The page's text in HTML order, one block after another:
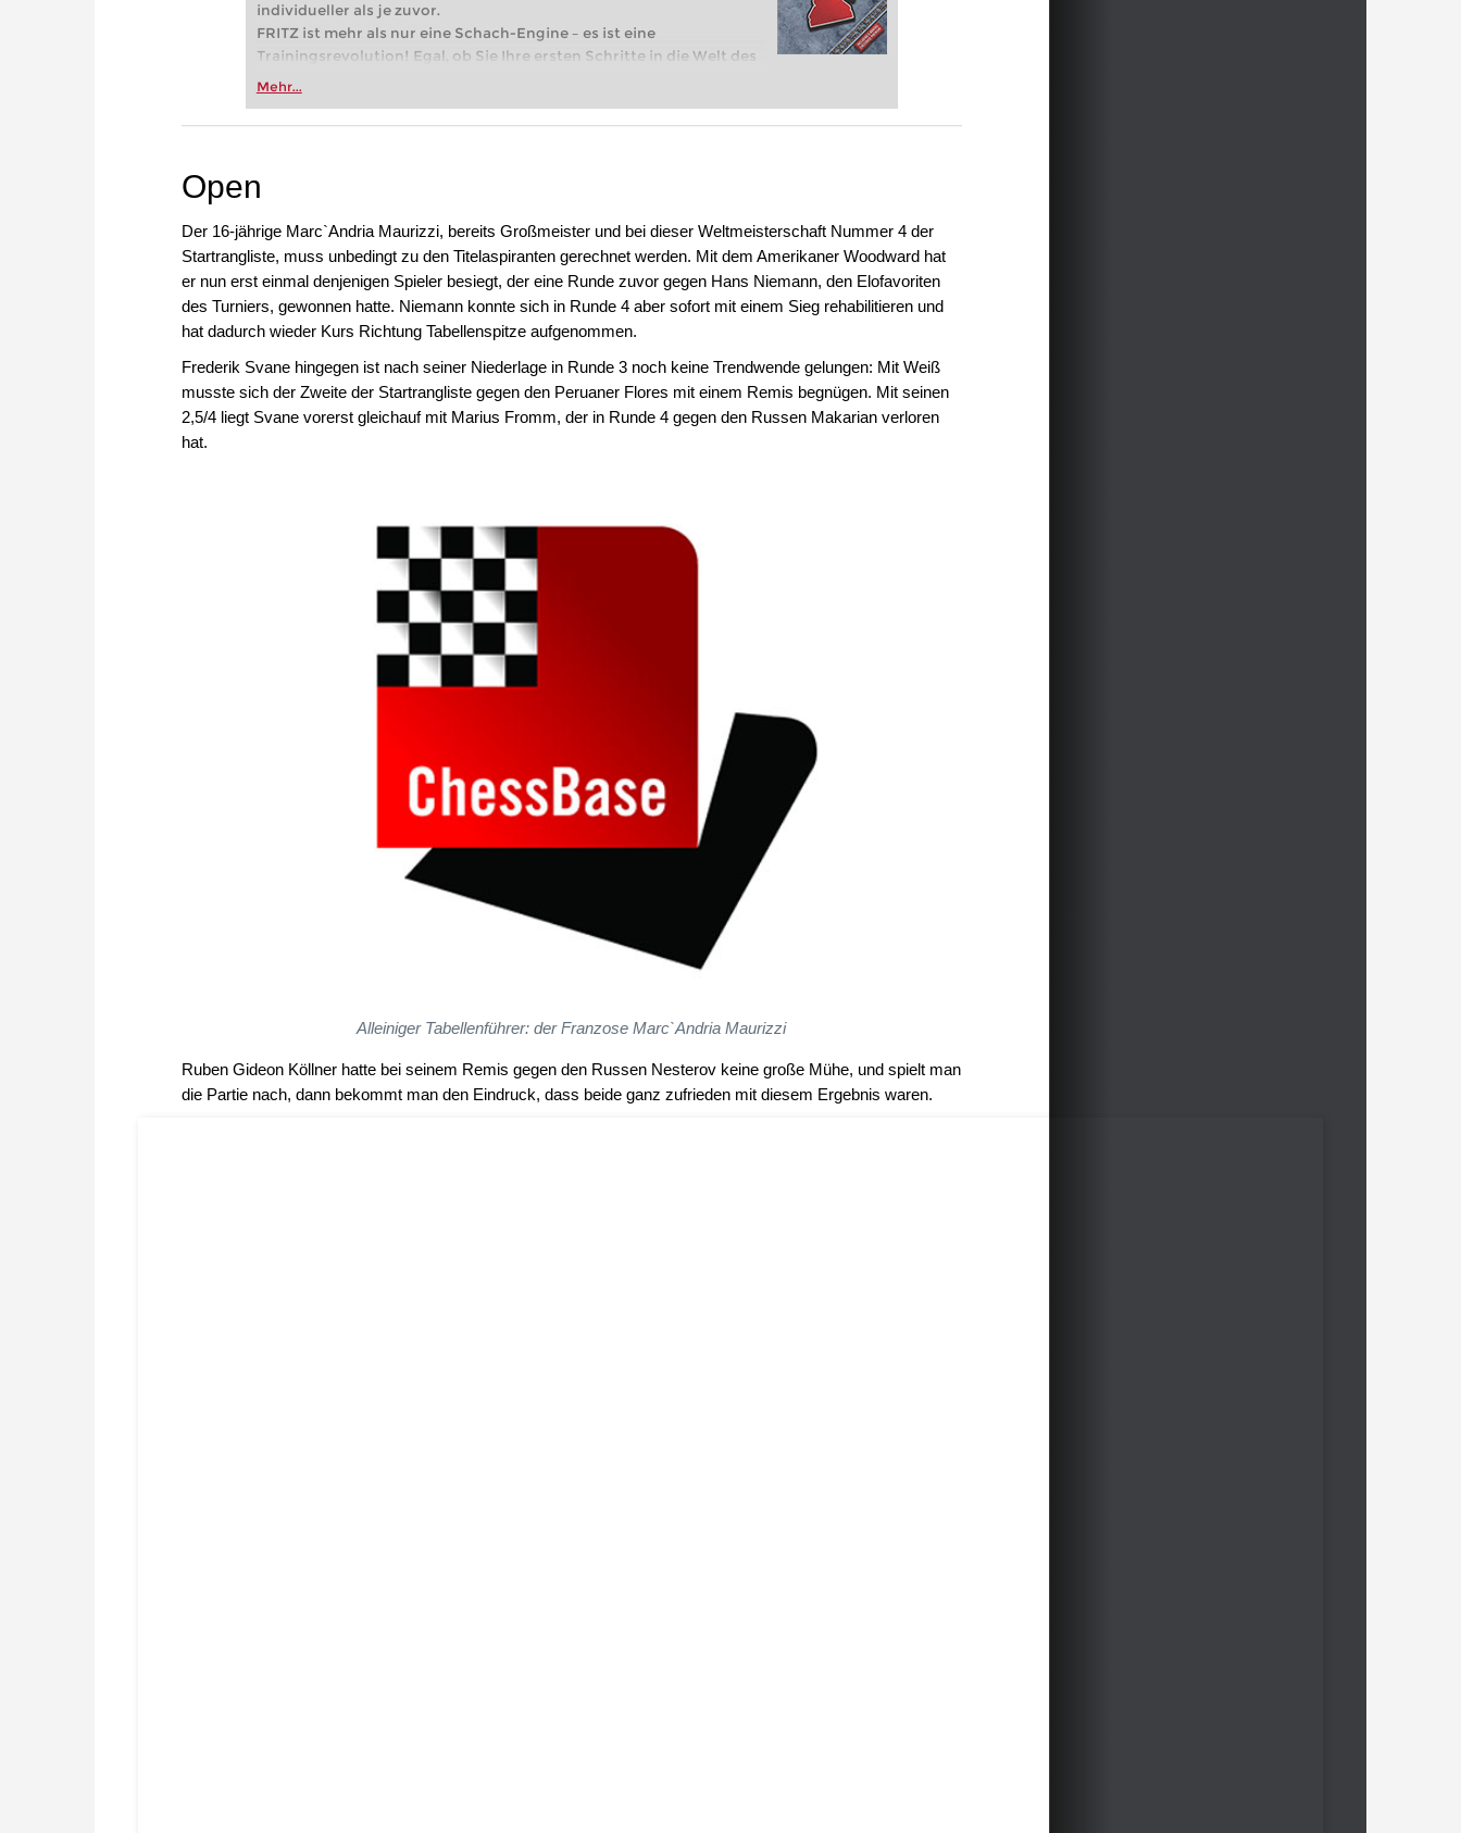
individueller als je zuvor.
FRITZ ist mehr als nur eine Schach-Engine – es ist eine
Trainingsrevolution! Egal, ob Sie Ihre ersten Schritte in die Welt des
Vereinsschachs machen oder bereits auf Turnierniveau spielen: Mit
zuvor.
Mehr...
Open
Der 16-jährige Marc`Andria Maurizzi, bereits Großmeister und bei dieser Weltmeisterschaft Nummer 4 der
Startrangliste, muss unbedingt zu den Titelaspiranten gerechnet werden. Mit dem Amerikaner Woodward hat
er nun erst einmal denjenigen Spieler besiegt, der eine Runde zuvor gegen Hans Niemann, den Elofavoriten
des Turniers, gewonnen hatte. Niemann konnte sich in Runde 4 aber sofort mit einem Sieg rehabilitieren und
hat dadurch wieder Kurs Richtung Tabellenspitze aufgenommen.
Frederik Svane hingegen ist nach seiner Niederlage in Runde 3 noch keine Trendwende gelungen: Mit Weiß
musste sich der Zweite der Startrangliste gegen den Peruaner Flores mit einem Remis begnügen. Mit seinen
2,5/4 liegt Svane vorerst gleichauf mit Marius Fromm, der in Runde 4 gegen den Russen Makarian verloren
hat.
Alleiniger Tabellenführer: der Franzose Marc`Andria Maurizzi
Ruben Gideon Köllner hatte bei seinem Remis gegen den Russen Nesterov keine große Mühe, und spielt man
die Partie nach, dann bekommt man den Eindruck, dass beide ganz zufrieden mit diesem Ergebnis waren.